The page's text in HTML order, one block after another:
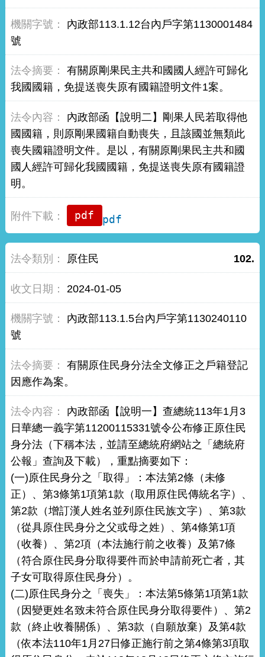
內政部113.1.12台內戶字第1130001484
號
有關原剛果民主共和國國人經許可歸化
我國國籍，免提送喪失原有國籍證明文件1案。
內政部函【說明二】剛果人民若取得他
國國籍，則原剛果國籍自動喪失，且該國並無類此
喪失國籍證明文件。是以，有關原剛果民主共和國
國人經許可歸化我國國籍，免提送喪失原有國籍證
明。
pdf
102.
原住民
2024-01-05
內政部113.1.5台內戶字第1130240110
號
有關原住民身分法全文修正之戶籍登記
因應作為案。
內政部函【說明一】查總統113年1月3
日華總一義字第11200115331號令公布修正原住民
身分法（下稱本法，並請至總統府網站之「總統府
公報」查詢及下載），重點摘要如下：
(一)原住民身分之「取得」：本法第2條（未修
正）、第3條第1項第1款（取用原住民傳統名字）、
第2款（增訂漢人姓名並列原住民族文字）、第3款
（從具原住民身分之父或母之姓）、第4條第1項
（收養）、第2項（本法施行前之收養）及第7條
（符合原住民身分取得要件而於申請前死亡者，其
子女可取得原住民身分）。
(二)原住民身分之「喪失」：本法第5條第1項第1款
（因變更姓名致未符合原住民身分取得要件）、第2
款（終止收養關係）、第3款（自願放棄）及第4款
（依本法110年1月27日修正施行前之第4條第3項取